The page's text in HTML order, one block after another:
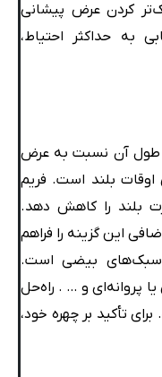
کردن عرض پیشانی
به حداکثر احتیاط،
طول آن نسبت به عرض
اوقات بلند است. فریم
بلند را کاهش دهد.
این گزینه را فراهم
سبک‌های بیضی است.
پروانه‌ای و … . راه‌حل
تأکید بر چهره خود،